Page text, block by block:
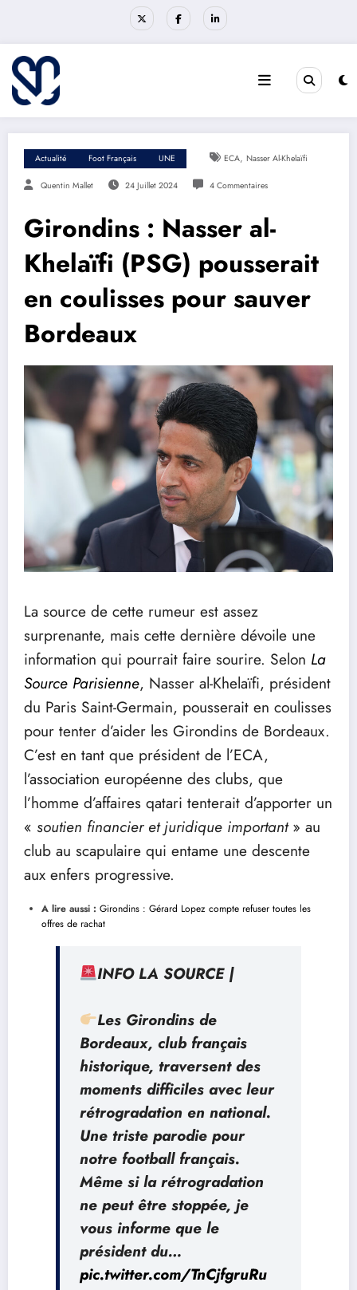
Actualité Foot Français UNE ECA, Nasser Al-Khelaïfi
Quentin Mallet 24 Juillet 2024 4 Commentaires
Girondins : Nasser al-
Khelaïfi (PSG) pousserait
en coulisses pour sauver
Bordeaux
La source de cette rumeur est assez
surprenante, mais cette dernière dévoile une
information qui pourrait faire sourire. Selon La
Source Parisienne, Nasser al-Khelaïfi, président
du Paris Saint-Germain, pousserait en coulisses
pour tenter d’aider les Girondins de Bordeaux.
C’est en tant que président de l’ECA,
l’association européenne des clubs, que
l’homme d’affaires qatari tenterait d’apporter un
« soutien financier et juridique important» au
club au scapulaire qui entame une descente
aux enfers progressive.
A lire aussi : Girondins : Gérard Lopez compte refuser toutes les
offres de rachat
INFO LA SOURCE |
Les Girondins de
Bordeaux, club français
historique, traversent des
moments difficiles avec leur
rétrogradation en national.
Une triste parodie pour
notre football français.
Même si la rétrogradation
ne peut être stoppée, je
vous informe que le
président du…
pic.twitter.com/TnCjfgruRu